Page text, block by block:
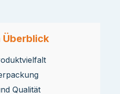
Überblick
Qualität